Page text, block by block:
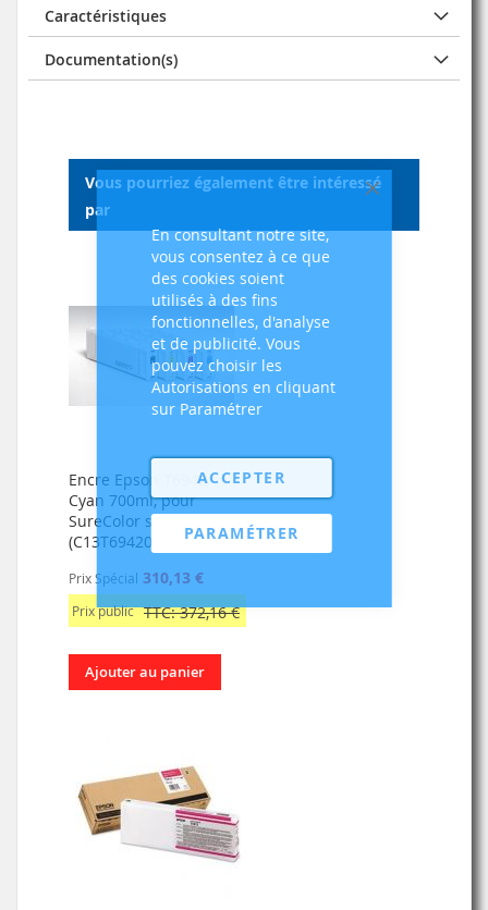
Fermer
En consultant notre site,
vous consentez à ce que
des cookies soient
utilisés à des fins
fonctionnelles, d'analyse
et de publicité. Vous
pouvez choisir les
Autorisations en cliquant
sur Paramétrer
ACCEPTER
PARAMÉTRER
Caractéristiques
Documentation(s)
Vous pourriez également être intéressé
par
Encre Epson T6942
Cyan 700ml, pour
SureColor série T
(C13T694200)
Prix Spécial 310,13 €
Prix public TTC: 372,16 €
Ajouter au panier